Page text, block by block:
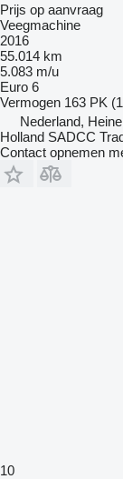
Prijs op aanvraag
Veegmachine
2016
55.014 km
5.083 m/u
Euro 6
Vermogen 163 PK
Nederland,
Holland SADCC
Contact opnemen
10